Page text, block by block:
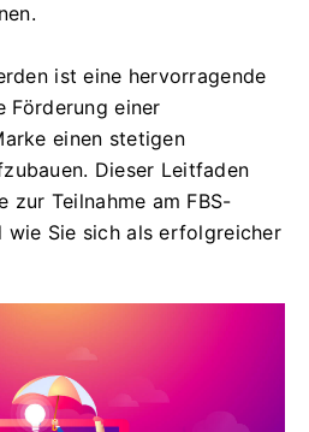
ist eine hervorragende
Förderung einer
einen stetigen
Dieser Leitfaden
zur Teilnahme am FBS-
wie Sie sich als erfolgreicher